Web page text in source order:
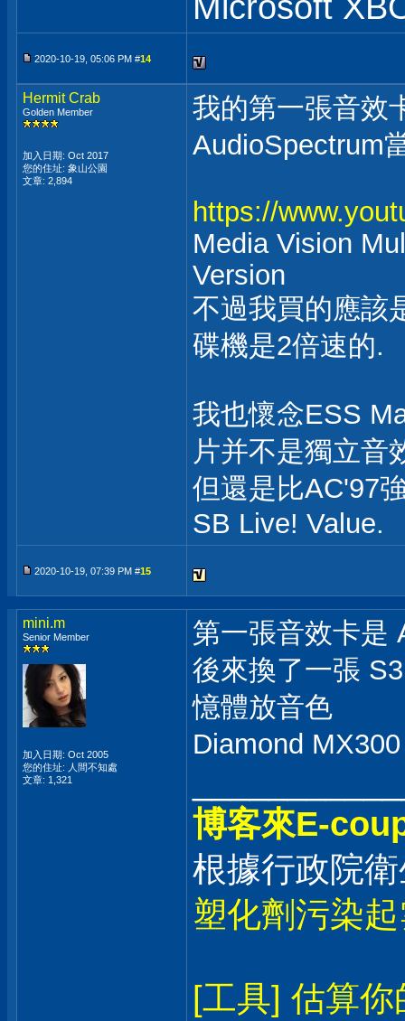
2020-10-19, 05:06 PM #14
Hermit Crab
Golden Member
加入日期: Oct 2017
您的住址: 象山公園
文章: 2,894
我的第一張音效
AudioSpectrum
https://
Media Vision
Version
不過我買的應該
碟機是2倍速的.
我也懷念ESS
片并不是獨立音
但還是比AC'97
SB Live! Value.
2020-10-19, 07:39 PM #15
mini.m
Senior Member
加入日期: Oct 2005
您的住址: 人間不知處
文章: 1,321
第一張音效卡是
後來換了一張
憶體放音色
Diamond
博客來E-
根據行政院
塑化劑污染
[工具] 估算